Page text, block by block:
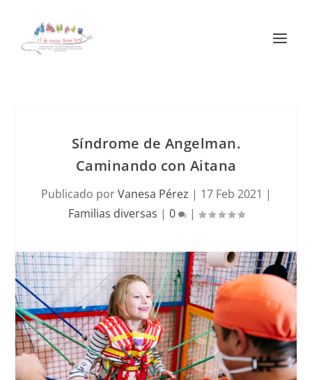
Síndrome de Angelman.
Caminando con Aitana
Publicado porVanesa Pérez | 17 Feb 2021 |
Familias diversas | 0 |